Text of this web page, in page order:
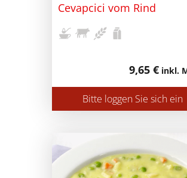
Cevapcici vom Rind
9,65 € inkl.
Bitte loggen Sie sich ein